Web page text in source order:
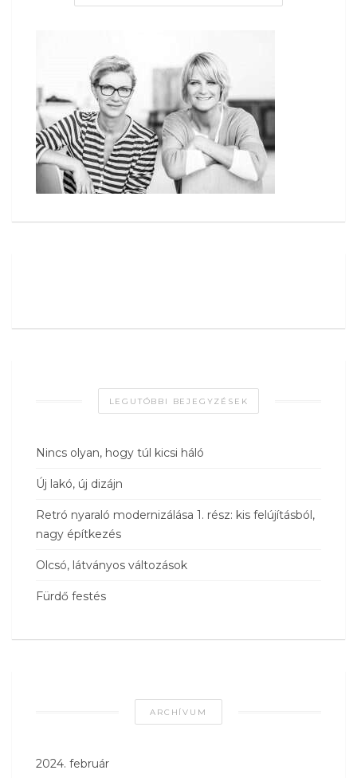
LEGUTÓBBI BEJEGYZÉSEK
Nincs olyan, hogy túl kicsi háló
Új lakó, új dizájn
Retró nyaraló modernizálása 1. rész: kis felújításból,
nagy építkezés
Olcsó, látványos változások
Fürdő festés
ARCHÍVUM
2024. február